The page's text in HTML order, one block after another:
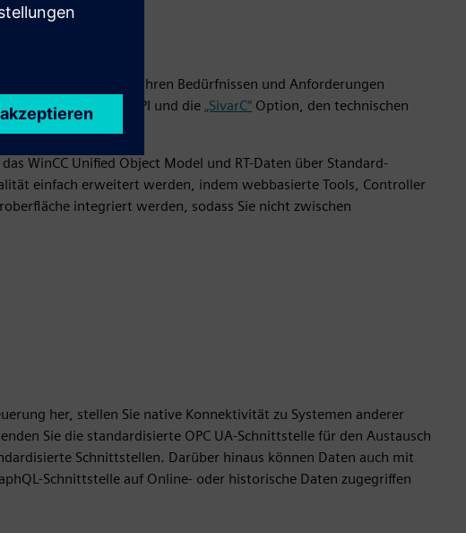
Lösungen, die Ihren Bedürfnissen und Anforderungen
eine Openness-API und die „SivarC“ Option, den technischen
WinCC Unified Object Model und RT-Daten über Standard-
einfach erweitert werden, indem webbasierte Tools, Controller
integriert werden, sodass Sie nicht zwischen
her, stellen Sie native Konnektivität zu Systemen anderer
Sie die standardisierte OPC UA-Schnittstelle für den Austausch
Schnittstellen. Darüber hinaus können Daten auch mit
Schnittstelle auf Online- oder historische Daten zugegriffen